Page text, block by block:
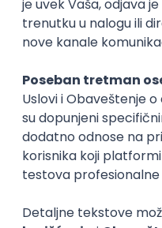
Beograd | Hibrid
08.08.2026.
C# JavaScript Java
DevOps Engineer
Pollard Digital
Beograd | Hibrid
08.08.2026.
Backbone AWS